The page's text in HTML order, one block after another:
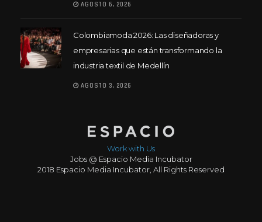
AGOSTO 6, 2026
Colombiamoda 2026: Las diseñadoras y
empresarias que están transformando la
industria textil de Medellín
AGOSTO 3, 2026
Work with Us
Jobs @ Espacio Media Incubator
2018 Espacio Media Incubator, All Rights Reserved